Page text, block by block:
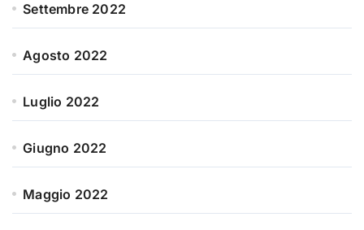
Settembre 2022
Agosto 2022
Luglio 2022
Giugno 2022
Maggio 2022